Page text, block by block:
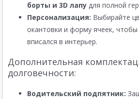
борты и 3D лапу для полной
Персонализация: Выбирайте
окантовки и форму ячеек, чтобы
вписался в интерьер.
Дополнительная
долговечности:
Водительский подпятник: